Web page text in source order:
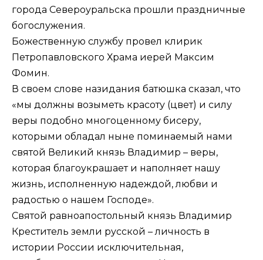
города Североуральска прошли праздничные
богослужения.
Божественную службу провел клирик
Петропавловского Храма иерей Максим
Фомин.
В своем слове назидания батюшка сказал, что
«мы должны возыметь красоту (цвет) и силу
веры подобно многоценному бисеру,
которыми обладал ныне поминаемый нами
святой Великий князь Владимир – веры,
которая благоукрашает и наполняет нашу
жизнь, исполненную надеждой, любви и
радостью о нашем Господе».
Святой равноапостольный князь Владимир
Креститель земли русской – личность в
истории России исключительная,